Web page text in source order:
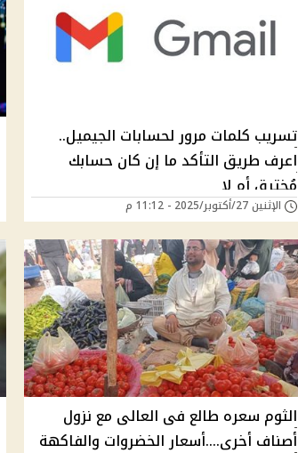
تسريب كلمات مرور لحسابات الجيميل..
اعرف طريق التأكد ما إن كان حسابك
مُخترق أم لا
الإثنين 27/أكتوبر/2025 - 11:12 م
الثوم سعره طالع فى العالى مع نزول
أصناف أخرى....أسعار الخضروات والفاكهة